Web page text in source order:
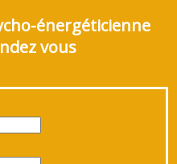
énergéticienne
vous